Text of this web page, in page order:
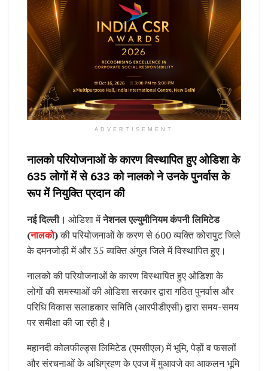
ADVERTISEMENT
नालको परियोजनाओं के कारण विस्थापित हुए ओडिशा के
635 लोगों में से 633 को नालको ने उनके पुनर्वास के
रूप में नियुक्ति प्रदान की
नई दिल्ली। ओडिशा मेंनेशनल एल्युमीनियम कंपनी लिमिटेड
(नालको)की परियोजनाओं के करण से 600 व्यक्ति कोरापुट जिले
के दमनजोड़ी में और 35 व्यक्ति अंगुल जिले में विस्थापित हुए।
नालको की परियोजनाओं के कारण विस्थापित हुए ओडिशा के
लोगों की समस्याओं की ओडिशा सरकार द्वारा गठित पुनर्वास और
परिधि विकास सलाहकार समिति (आरपीडीएसी) द्वारा समय-समय
पर समीक्षा की जा रही है।
महानदी कोलफील्ड्स लिमिटेड (एमसीएल) में भूमि, पेड़ों व फसलों
और संरचनाओं के अधिग्रहण के एवज में मुआवजे का आकलन भूमि